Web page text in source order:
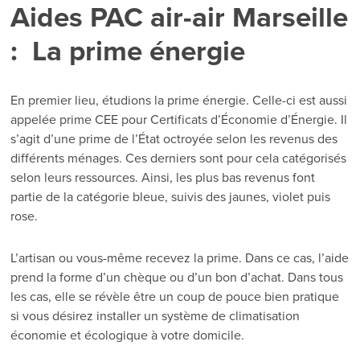
Aides PAC air-air Marseille
: La prime énergie
En premier lieu, étudions la prime énergie. Celle-ci est aussi
appelée prime CEE pour Certificats d’Économie d’Énergie. Il
s’agit d’une prime de l’État octroyée selon les revenus des
différents ménages. Ces derniers sont pour cela catégorisés
selon leurs ressources. Ainsi, les plus bas revenus font
partie de la catégorie bleue, suivis des jaunes, violet puis
rose.
L’artisan ou vous-même recevez la prime. Dans ce cas, l’aide
prend la forme d’un chèque ou d’un bon d’achat. Dans tous
les cas, elle se révèle être un coup de pouce bien pratique
si vous désirez installer un système de climatisation
économie et écologique à votre domicile.